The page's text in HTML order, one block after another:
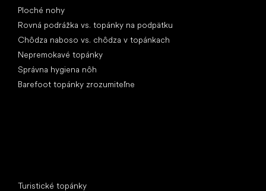
Ploché nohy
Rovná podrážka vs. topánky na podpätku
Chôdza naboso vs. chôdza v topánkach
Nepremokavé topánky
Správna hygiena nôh
Barefoot topánky zrozumiteľne
Turistické topánky